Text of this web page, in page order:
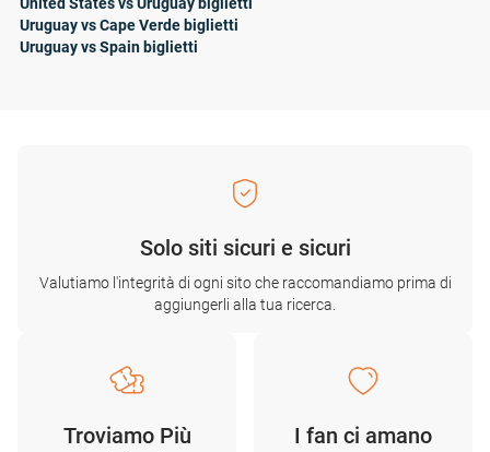
United States vs Uruguay biglietti
Uruguay vs Cape Verde biglietti
Uruguay vs Spain biglietti
Solo siti sicuri e sicuri
Valutiamo l'integrità di ogni sito che raccomandiamo prima di
aggiungerli alla tua ricerca.
Troviamo Più
I fan ci amano